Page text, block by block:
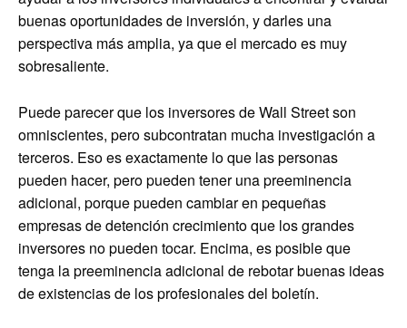
buenas oportunidades de inversión, y darles una
perspectiva más amplia, ya que el mercado es muy
sobresaliente.
Puede parecer que los inversores de Wall Street son
omniscientes, pero subcontratan mucha investigación a
terceros. Eso es exactamente lo que las personas
pueden hacer, pero pueden tener una preeminencia
adicional, porque pueden cambiar en pequeñas
empresas de detención crecimiento que los grandes
inversores no pueden tocar. Encima, es posible que
tenga la preeminencia adicional de rebotar buenas ideas
de existencias de los profesionales del boletín.